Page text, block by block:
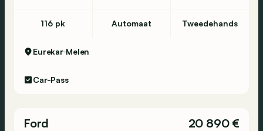
116 pk Automaat Tweedehands
Eurekar Melen
Car-Pass
Ford
20 890 €